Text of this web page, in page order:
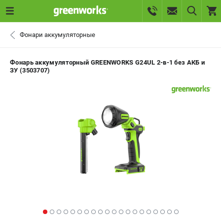
ВХОД ИЛИ РЕГИСТРАЦИЯ
ЗАКАЗАТЬ ЗАПЧАСТЬ
- ЗАКАЗ ЗАПЧАСТЕЙ
0 ₽
Фонари аккумуляторные
Фонарь аккумуляторный GREENWORKS G24UL 2-в-1 без АКБ и
ЗУ (3503707)